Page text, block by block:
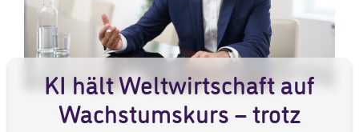
KI hält Weltwirtschaft auf
Wachstumskurs – trotz